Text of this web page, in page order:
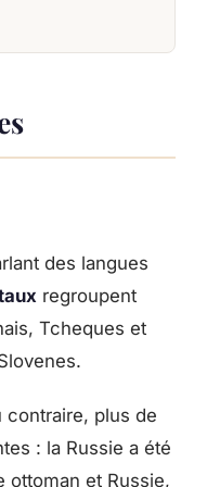
des langues
regroupent
Tcheques et
plus de
: la Russie a été
ottoman et Russie,